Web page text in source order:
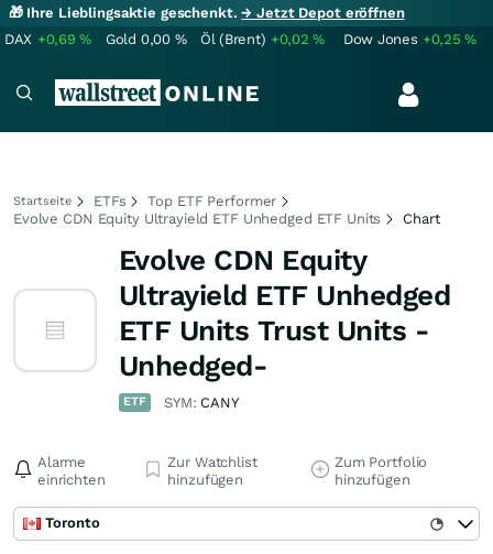
🎁 Ihre Lieblingsaktie geschenkt.→ Jetzt Depot eröffnen
DAX +0,69% Gold 0,00 % Öl (Brent) +0,02% Dow Jones +0,25%
Startseite ETFs
Top ETF Performer
Evolve CDN Equity Ultrayield ETF Unhedged ETF Units
Chart
Evolve CDN Equity
Ultrayield ETF Unhedged
ETF Units Trust Units -
Unhedged-
ETF SYM: CANY
Alarme
einrichten
Zur Watchlist
hinzufügen
Zum Portfolio
hinzufügen
Toronto